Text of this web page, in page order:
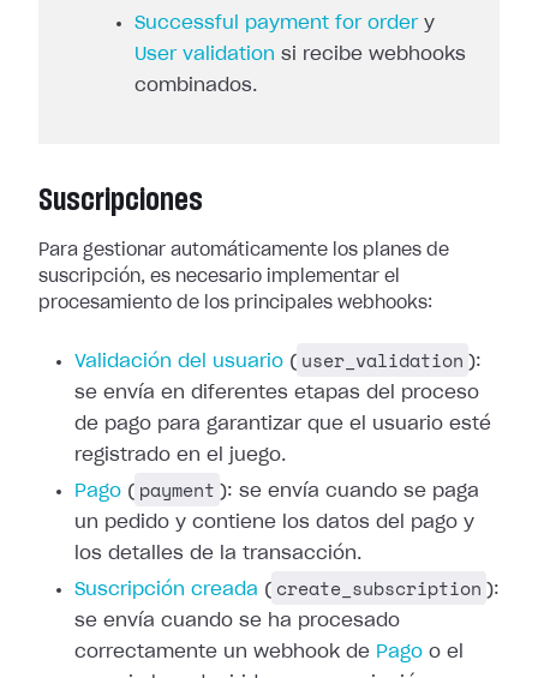
Successful payment for ordery
User validation si recibe webhooks
combinados.
Suscripciones
Para gestionar automáticamente los planes de
suscripción, es necesario
implementar el
procesamiento de los principales webhooks:
Validación del usuario ( user_validation ):
se envía en diferentes etapas del proceso
de pago para garantizar que el usuario esté
registrado en el juego.
Pago ( payment ): se envía cuando se paga
un pedido y contiene los datos del pago y
los detalles de la transacción.
Suscripción creada ( create_subscription ):
se envía cuando se ha procesado
correctamente un webhook de Pago o el